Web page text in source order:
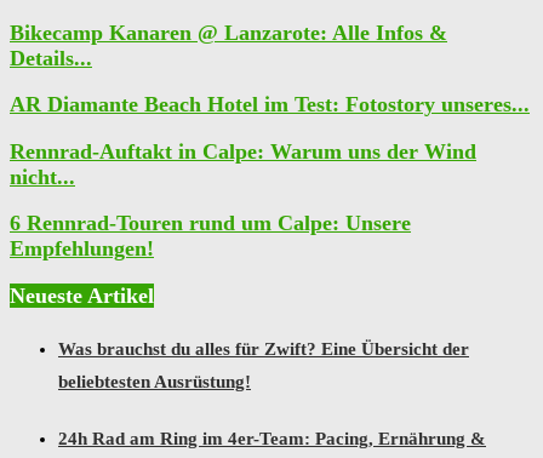
Bikecamp Kanaren @ Lanzarote: Alle Infos &
Details...
AR Diamante Beach Hotel im Test: Fotostory unseres...
Rennrad-Auftakt in Calpe: Warum uns der Wind
nicht...
6 Rennrad-Touren rund um Calpe: Unsere
Empfehlungen!
Neueste Artikel
Was brauchst du alles für Zwift? Eine Übersicht der
beliebtesten Ausrüstung!
24h Rad am Ring im 4er-Team: Pacing, Ernährung &